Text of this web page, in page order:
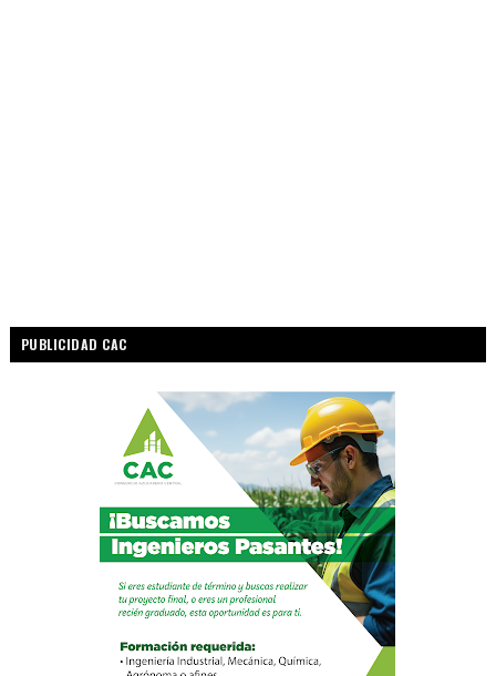
PUBLICIDAD CAC